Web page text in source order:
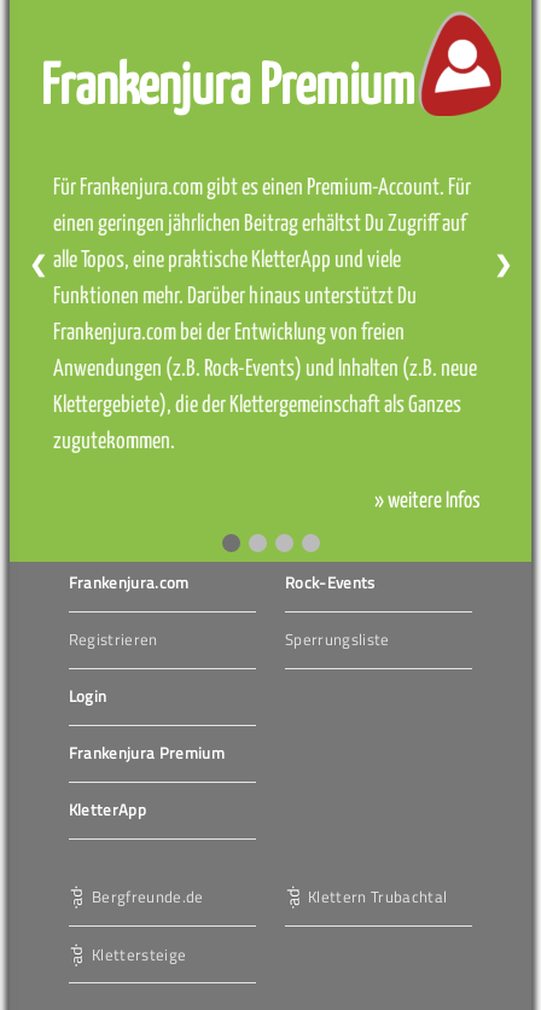
Frankenjura Premium
Für Frankenjura.com gibt es einen Premium-Account. Für
einen geringen jährlichen Beitrag erhältst Du Zugriff auf
alle Topos, eine praktische KletterApp und viele
Funktionen mehr. Darüber hinaus unterstützt Du
Frankenjura.com bei der Entwicklung von freien
Anwendungen (z.B. Rock-Events) und Inhalten (z.B. neue
Klettergebiete), die der Klettergemeinschaft als Ganzes
zugutekommen.
» weitere Infos
❮ ❯
Frankenjura.com
Registrieren
Login
Frankenjura Premium
KletterApp
Rock-Events
Sperrungsliste
Bergfreunde.de
Klettersteige
Klettern Trubachtal